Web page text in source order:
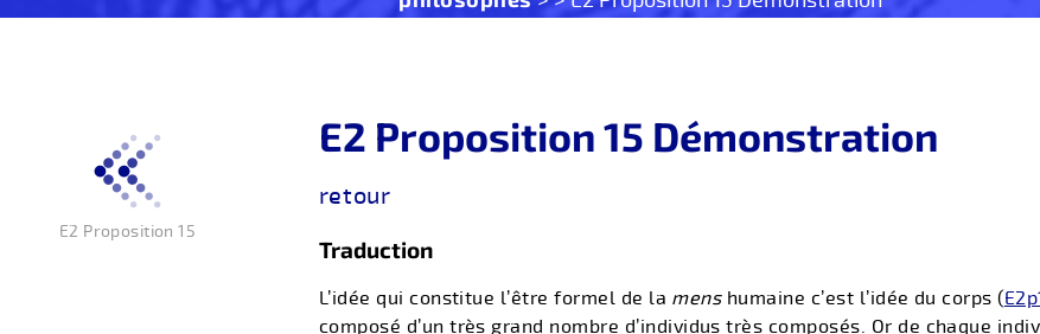
E2 Proposition 15
E2 Proposition 15 Démonstration
retour
Traduction
L’idée qui constitue l’être formel de la menshumaine c’est l’idée du corps (
composé d’un très grand nombre d’individus très composés. Or de chaque